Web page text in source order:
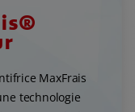
MaxFrais
technologie